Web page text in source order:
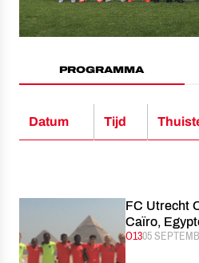
PROGRAMMA
Datum Tijd
FC Utrecht
Caïro,
CATEGORIE:
O1305